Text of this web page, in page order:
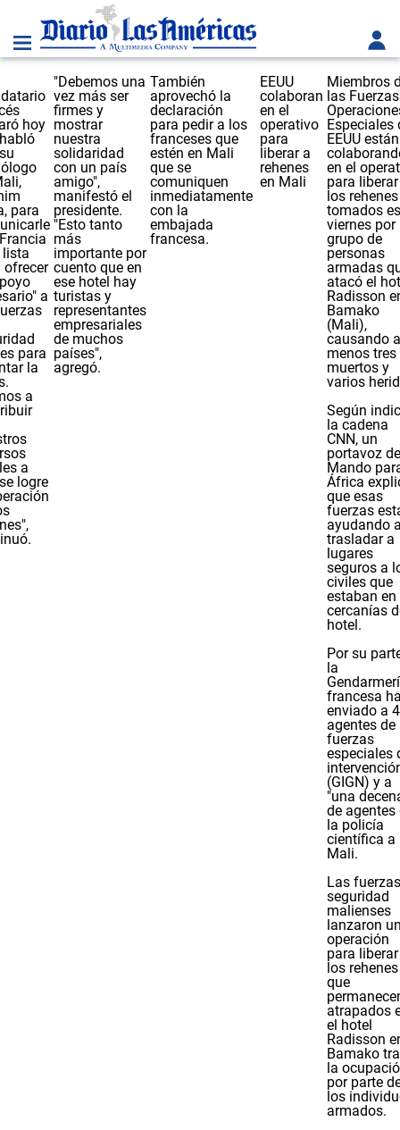
hoy
para
lista
ofrecer
a
para
la
a
a
logre
"Debemos una
vez más ser
firmes y
mostrar
nuestra
solidaridad
con un país
amigo",
manifestó el
presidente.
"Esto tanto
más
importante por
cuento que en
ese hotel hay
turistas y
representantes
empresariales
de muchos
países",
agregó.
También
aprovechó la
declaración
para pedir a los
franceses que
estén en Mali
que se
comuniquen
inmediatamente
con la
embajada
francesa.
EEUU
colaboran
en el
operativo
para
liberar a
rehenes
en Mali
Miembros
las
Especiales
EEUU están
en el
para
los rehenes
tomados
viernes por
grupo de
personas
armadas
atacó el
Radisson
Bamako
(Mali),
causando
menos tres
muertos y
varios
Según
la cadena
CNN, un
portavoz
Mando
África
que esas
fuerzas
ayudando
trasladar a
lugares
seguros a
civiles que
estaban en
cercanías
hotel.
Por su
la
francesa
enviado a
agentes de
fuerzas
especiales
(GIGN) y a
"una
de agentes
la policía
científica a
Mali.
Las
seguridad
malienses
lanzaron
operación
para
los rehenes
que
atrapados
el hotel
Radisson
Bamako
la
por parte
los
armados.